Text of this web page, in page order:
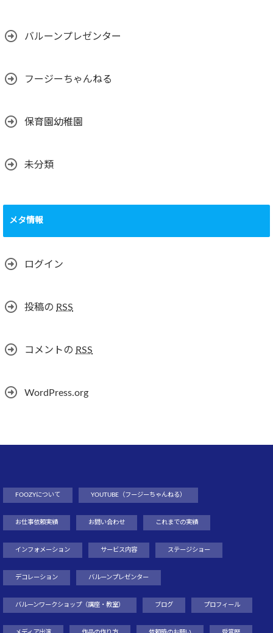
バルーンプレゼンター
フージーちゃんねる
保育園幼稚園
未分類
メタ情報
ログイン
投稿の RSS
コメントの RSS
WordPress.org
FOOZYについて YOUTUBE（フージーちゃんねる）
お仕事依頼実績 お問い合わせ これまでの実績
インフォメーション サービス内容 ステージショー
デコレーション バルーンプレゼンター
バルーンワークショップ（講座・教室） ブログ プロフィール